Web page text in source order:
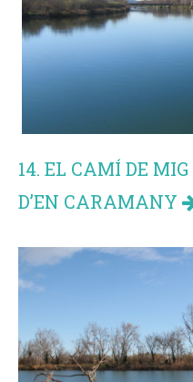
14. EL CAMÍ DE
D’EN CARAMANY